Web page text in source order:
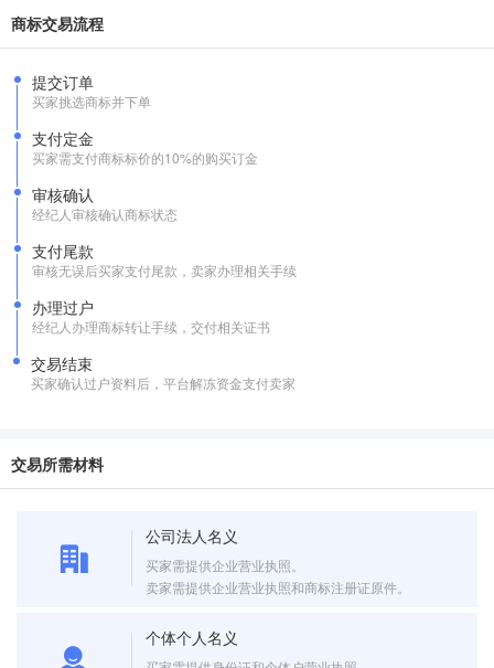
商标交易流程
提交订单
买家挑选商标并下单
支付定金
买家需支付商标标价的10%的购买订金
审核确认
经纪人审核确认商标状态
支付尾款
审核无误后买家支付尾款，卖家办理相关手续
办理过户
经纪人办理商标转让手续，交付相关证书
交易结束
买家确认过户资料后，平台解冻资金支付卖家
交易所需材料
公司法人名义
买家需提供企业营业执照。
卖家需提供企业营业执照和商标注册证原件。
个体个人名义